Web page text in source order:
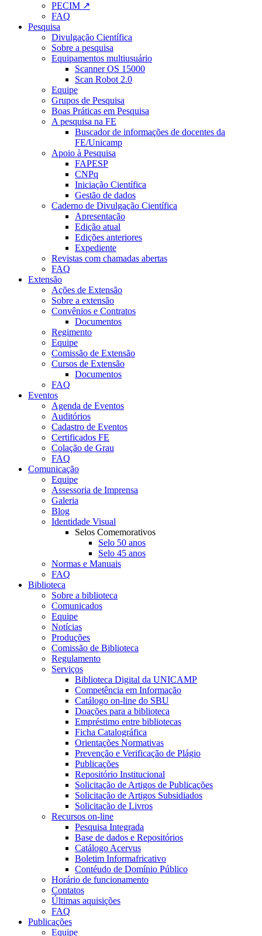
PECIM ↗
FAQ
Pesquisa
Divulgação Científica
Sobre a pesquisa
Equipamentos multiusuário
Scanner OS 15000
Scan Robot 2.0
Equipe
Grupos de Pesquisa
Boas Práticas em Pesquisa
A pesquisa na FE
Buscador de informações de docentes da
FE/Unicamp
Apoio à Pesquisa
FAPESP
CNPq
Iniciação Científica
Gestão de dados
Caderno de Divulgação Científica
Apresentação
Edição atual
Edições anteriores
Expediente
Revistas com chamadas abertas
FAQ
Extensão
Ações de Extensão
Sobre a extensão
Convênios e Contratos
Documentos
Regimento
Equipe
Comissão de Extensão
Cursos de Extensão
Documentos
FAQ
Eventos
Agenda de Eventos
Auditórios
Cadastro de Eventos
Certificados FE
Colação de Grau
FAQ
Comunicação
Equipe
Assessoria de Imprensa
Galeria
Blog
Identidade Visual
Selos Comemorativos
Selo 50 anos
Selo 45 anos
Normas e Manuais
FAQ
Biblioteca
Sobre a biblioteca
Comunicados
Equipe
Notícias
Produções
Comissão de Biblioteca
Regulamento
Serviços
Biblioteca Digital da UNICAMP
Competência em Informação
Catálogo on-line do SBU
Doações para a biblioteca
Empréstimo entre bibliotecas
Ficha Catalográfica
Orientações Normativas
Prevenção e Verificação de Plágio
Publicações
Repositório Institucional
Solicitação de Artigos de Publicações
Solicitação de Artigos Subsidiados
Solicitação de Livros
Recursos on-line
Pesquisa Integrada
Base de dados e Repositórios
Catálogo Acervus
Boletim Informafricativo
Contéudo de Domínio Público
Horário de funcionamento
Contatos
Últimas aquisições
FAQ
Publicações
Equipe